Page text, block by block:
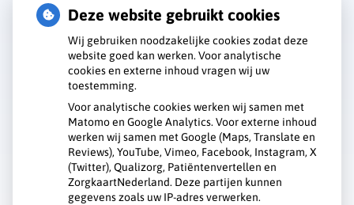
U heeft geen toestemming gegeven voor
externe inhouddie nodig is om dit te
zien.
Deze website gebruikt cookies
Wij gebruiken noodzakelijke cookies zodat deze
website goed kan werken. Voor analytische
cookies en externe inhoud vragen wij uw
toestemming.
Voor analytische cookies werken wij samen met
Matomo en Google Analytics. Voor externe inhoud
werken wij samen met Google (Maps, Translate en
Reviews), YouTube, Vimeo, Facebook, Instagram, X
(Twitter), Qualizorg, Patiëntenvertellen en
ZorgkaartNederland. Deze partijen kunnen
gegevens zoals uw IP-adres verwerken.